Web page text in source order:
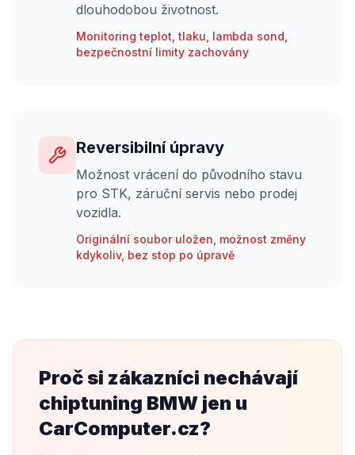
dlouhodobou životnost.
Monitoring teplot, tlaku, lambda sond,
bezpečnostní limity zachovány
Reversibilní úpravy
Možnost vrácení do původního stavu
pro STK, záruční servis nebo prodej
vozidla.
Originální soubor uložen, možnost změny
kdykoliv, bez stop po úpravě
Proč si zákazníci nechávají
chiptuning BMW jen u
CarComputer.cz?